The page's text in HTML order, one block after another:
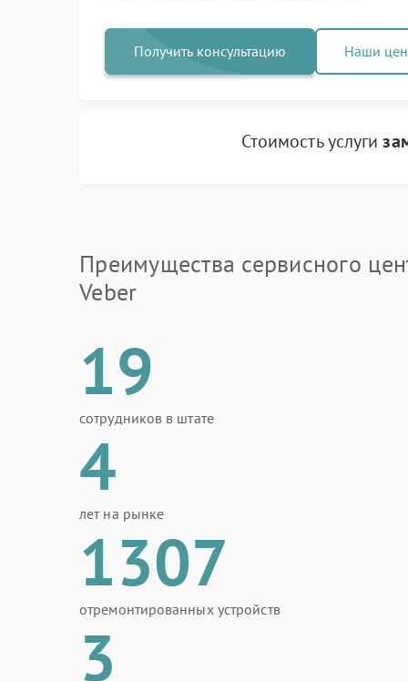
Получить консультацию Наши
Стоимость услуги
Преимущества сервисного
Veber
19
сотрудников в штате
4
лет на рынке
1307
отремонтированных устройств
3